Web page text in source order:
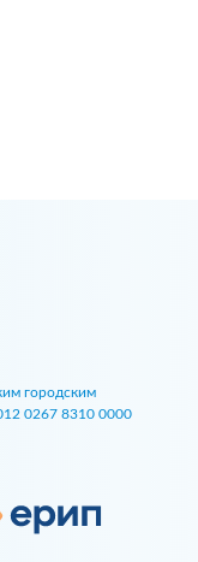
городским
0267 8310 0000